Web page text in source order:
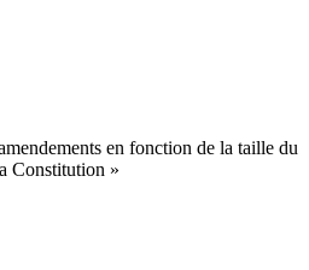
en fonction de la taille du
Constitution »